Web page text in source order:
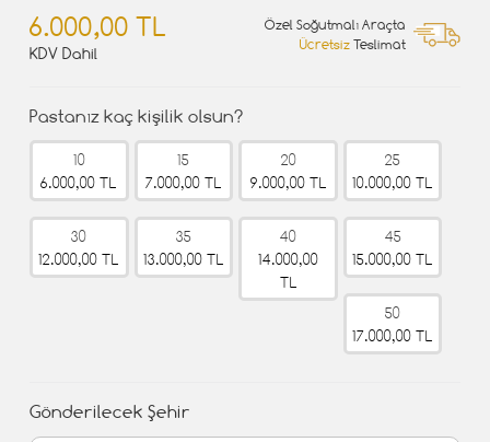
6.000,00 TL
KDV Dahil
Özel Soğutmalı Araçta
Ücretsiz Teslimat
Pastanız kaç kişilik olsun?
10
6.000,00 TL
15
7.000,00 TL
20
9.000,00 TL
25
10.000,00 TL
30
12.000,00 TL
35
13.000,00 TL
40
14.000,00
TL
45
15.000,00 TL
50
17.000,00 TL
Gönderilecek Şehir